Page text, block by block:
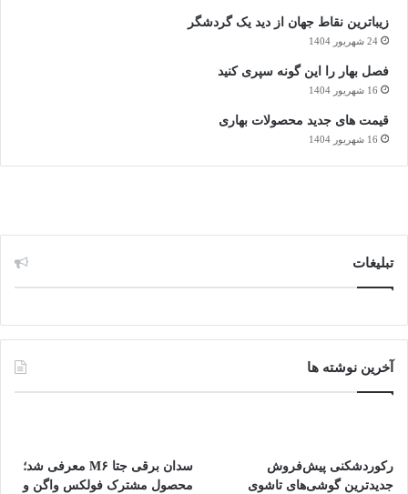
زیباترین نقاط جهان از دید یک گردشگر
24 شهریور 1404
فصل بهار را این گونه سپری کنید
16 شهریور 1404
قیمت های جدید محصولات بهاری
16 شهریور 1404
تبلیغات
آخرین نوشته ها
رکوردشکنی پیش‌فروش
جدیدترین گوشی‌های تاشوی
سدان برقی جتا M۶ معرفی شد؛
محصول مشترک فولکس واگن و